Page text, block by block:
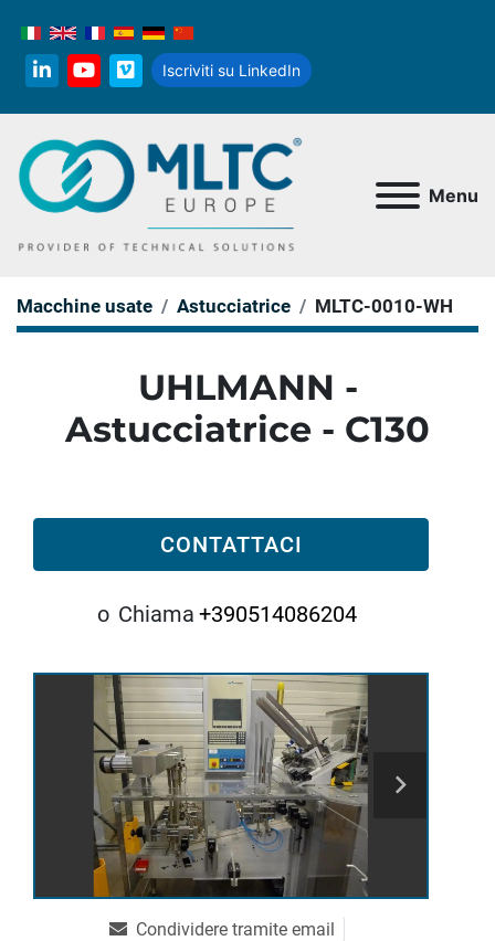
linkedinyoutube
vimeo
Iscriviti su LinkedIn
Menu
Macchine usate Astucciatrice MLTC-0010-WH
UHLMANN -
Astucciatrice - C130
CONTATTACI
o Chiama +390514086204
Condividere tramite email